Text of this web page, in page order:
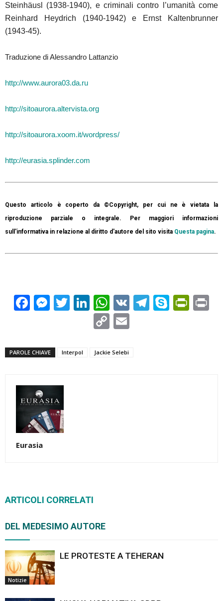
Steinhäusl (1938-1940), e criminali contro l’umanità come
Reinhard Heydrich (1940-1942) e Ernst Kaltenbrunner
(1943-45).
Traduzione di Alessandro Lattanzio
http://www.aurora03.da.ru
http://sitoaurora.altervista.org
http://sitoaurora.xoom.it/wordpress/
http://eurasia.splinder.com
Questo articolo è coperto da ©Copyright, per cui ne è vietata la
riproduzione parziale o integrale. Per maggiori informazioni
sull'informativa in relazione al diritto d'autore del sito visita Questa pagina.
Facebook
Messenger
TwitterLinkedIn
WhatsApp
VK Telegram
Skype
Copy
PAROLE CHIAVE Interpol Jackie Selebi
Eurasia
ARTICOLI CORRELATI
DEL MEDESIMO AUTORE
Notizie
LE PROTESTE A TEHERAN